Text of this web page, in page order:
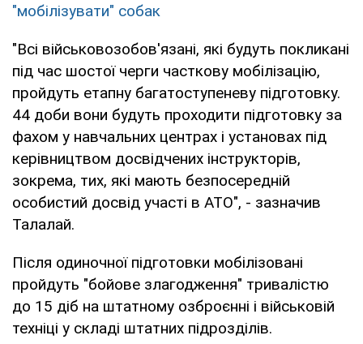
"мобілізувати" собак
"Всі військовозобов'язані, які будуть покликані
під час шостої черги часткову мобілізацію,
пройдуть етапну багатоступеневу підготовку.
44 доби вони будуть проходити підготовку за
фахом у навчальних центрах і установах під
керівництвом досвідчених інструкторів,
зокрема, тих, які мають безпосередній
особистий досвід участі в АТО", - зазначив
Талалай.
Після одиночної підготовки мобілізовані
пройдуть "бойове злагодження" тривалістю
до 15 діб на штатному озброєнні і військовій
техніці у складі штатних підрозділів.